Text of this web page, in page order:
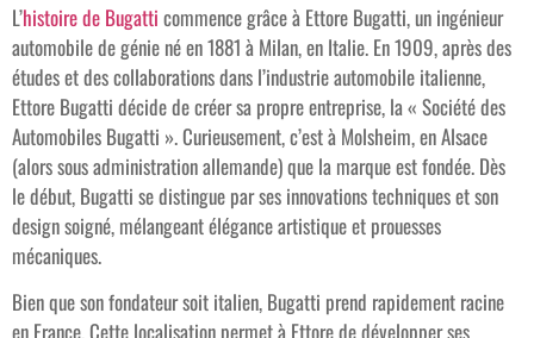
L’histoire de Bugatti commence grâce à Ettore Bugatti, un ingénieur
automobile de génie né en 1881 à Milan, en Italie. En 1909, après des
études et des collaborations dans l’industrie automobile italienne,
Ettore Bugatti décide de créer sa propre entreprise, la « Société des
Automobiles Bugatti ». Curieusement, c’est à Molsheim, en Alsace
(alors sous administration allemande) que la marque est fondée. Dès
le début, Bugatti se distingue par ses innovations techniques et son
design soigné, mélangeant élégance artistique et prouesses
mécaniques.
Bien que son fondateur soit italien, Bugatti prend rapidement racine
en France. Cette localisation permet à Ettore de développer ses